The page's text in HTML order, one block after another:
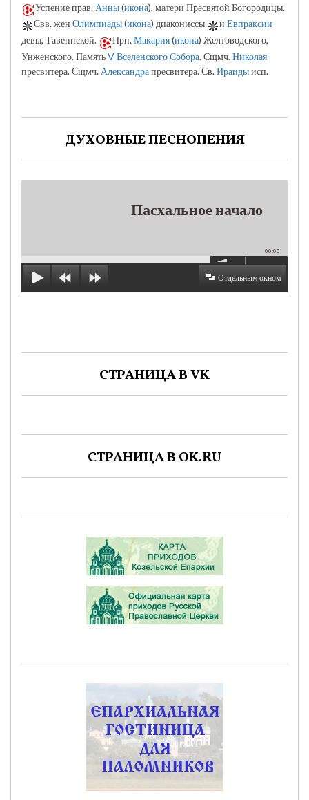
Успение прав. Анны(икона), матери Пресвятой Богородицы.
Свв. жен Олимпиады(икона) диакониссы и Евпраксии
девы, Тавеннской.
Прп.Макария(икона) Желтоводского,
Унженского. ПамятьV Вселенского Собора. Сщмч.Николая
пресвитера. Сщмч. Александрапресвитера. Св.Ираидыисп.
ДУХОВНЫЕ ПЕСНОПЕНИЯ
Пасхальное начало
00:00
Отдельным окном
СТРАНИЦА В VK
СТРАНИЦА В OK.RU